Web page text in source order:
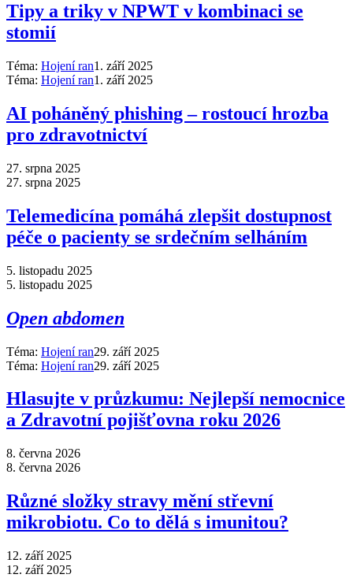
Tipy a triky v NPWT v kombinaci se
stomií
Téma: Hojení ran1. září 2025
Téma: Hojení ran1. září 2025
AI poháněný phishing –⁠ rostoucí hrozba
pro zdravotnictví
27. srpna 2025
27. srpna 2025
Telemedicína pomáhá zlepšit dostupnost
péče o pacienty se srdečním selháním
5. listopadu 2025
5. listopadu 2025
Open abdomen
Téma: Hojení ran29. září 2025
Téma: Hojení ran29. září 2025
Hlasujte v průzkumu: Nejlepší nemocnice
a Zdravotní pojišťovna roku 2026
8. června 2026
8. června 2026
Různé složky stravy mění střevní
mikrobiotu. Co to dělá s imunitou?
12. září 2025
12. září 2025